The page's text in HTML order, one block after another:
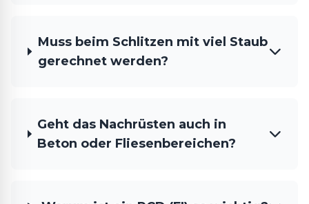
Muss beim Schlitzen mit viel Staub
gerechnet werden?
Geht das Nachrüsten auch in
Beton oder Fliesenbereichen?